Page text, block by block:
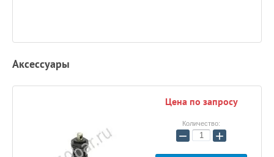
Аксессуары
Цена по запросу
Количество:
− +